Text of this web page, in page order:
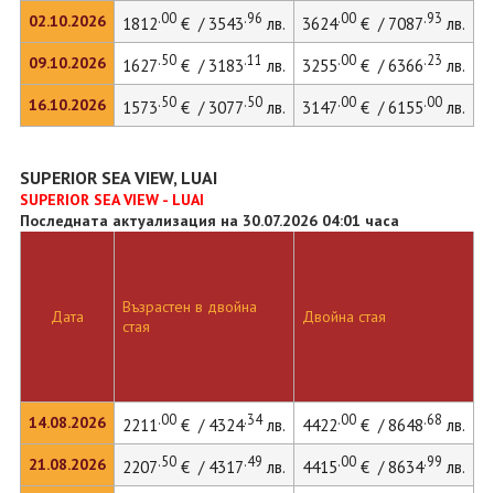
02.10.2026
09.10.2026
16.10.2026
1812.00€ / 3543.96 лв. 3624.00€ / 7087.93 лв.
1627.50€ / 3183.11 лв. 3255.00€ / 6366.23 лв.
1573.50€ / 3077.50лв. 3147.00€ / 6155.00лв.
SUPERIOR SEA VIEW, LUAI
SUPERIOR SEA VIEW - LUAI
Последната актуализация на 30.07.2026 04:01 часа
Дата
14.08.2026
21.08.2026
Възрастен в двойна
стая
Двойна стая
2211.00€ / 4324.34лв. 4422.00€ / 8648.68 лв.
2207.50€ / 4317.49 лв. 4415.00€ / 8634.99 лв.